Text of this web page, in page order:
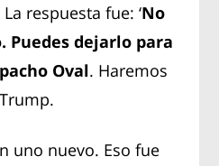
respuesta fue: ‘No
Puedes dejarlo para
Oval. Haremos
uno nuevo. Eso fue